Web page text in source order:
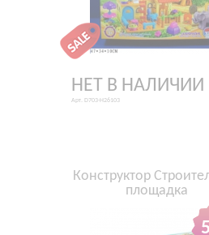
НЕТ В НАЛИЧИИ
Арт. D703-H26103
Конструктор
площадка